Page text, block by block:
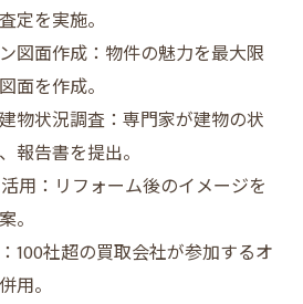
定を実施。
図面作成：物件の魅力を最大限
面を作成。
物状況調査：専門家が建物の状
報告書を提出。
用：リフォーム後のイメージを
。
100社超の買取会社が参加するオ
用。